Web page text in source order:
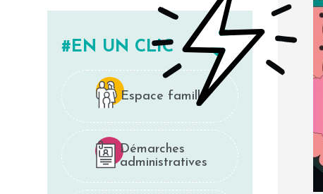
EN UN CLIC
Espace famille
Démarches
administratives